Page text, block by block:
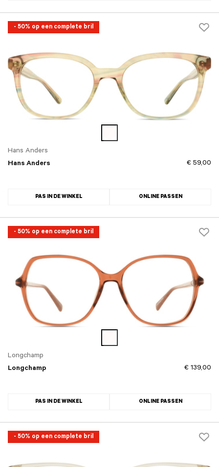
- 50% op een complete bril
Hans Anders
Hans Anders
€ 59,00
PAS IN DE WINKEL ONLINE PASSEN
- 50% op een complete bril
Longchamp
Longchamp
€ 139,00
PAS IN DE WINKEL ONLINE PASSEN
- 50% op een complete bril